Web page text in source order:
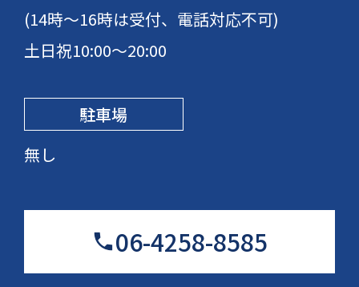
(14時〜16時は受付、電話対応不可)
土日祝10:00〜20:00
駐車場
無し
06-4258-8585